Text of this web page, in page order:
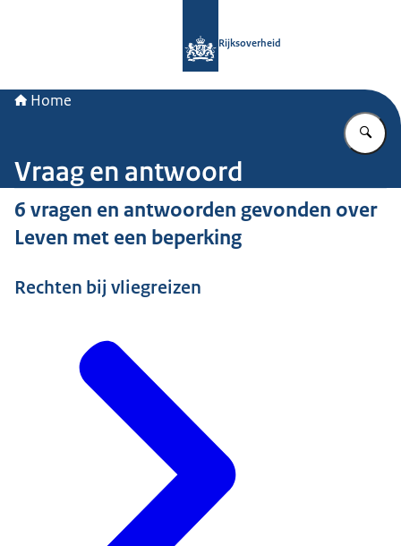
Rijksoverheid
Home
Vraag en antwoord
6 vragen en antwoorden gevonden over
Leven met een beperking
Rechten bij vliegreizen